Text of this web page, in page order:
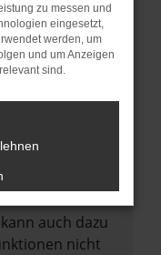
privaten
zu beheben.
Stand
nur ein
auch dazu
nicht
zu messen und
eingesetzt,
werden, um
und um Anzeigen
sind.